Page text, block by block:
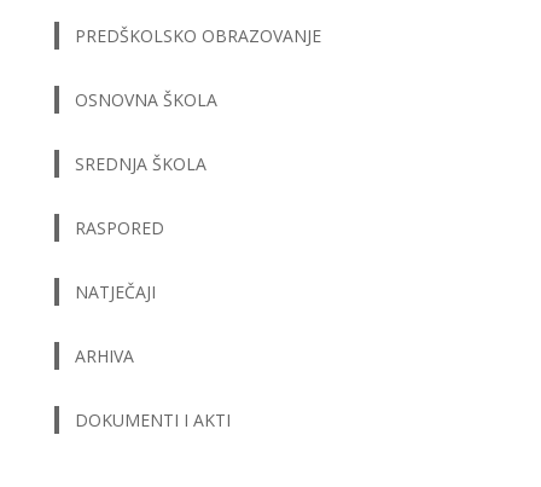
PREDŠKOLSKO OBRAZOVANJE
OSNOVNA ŠKOLA
SREDNJA ŠKOLA
RASPORED
NATJEČAJI
ARHIVA
DOKUMENTI I AKTI